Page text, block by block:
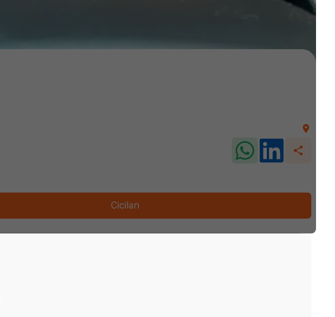
Cicilan